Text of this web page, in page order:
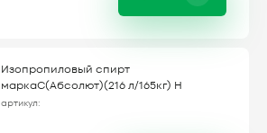
Изопропиловый спирт
маркаС(Абсолют)(216 л/165кг) Н
артикул: